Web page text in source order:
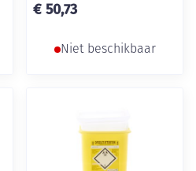
€ 50,73
Niet beschikbaar